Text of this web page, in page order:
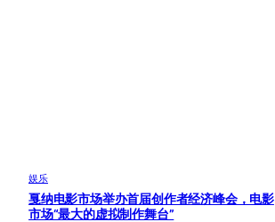
娱乐
戛纳电影市场举办首届创作者经济峰会，电影
市场“最大的虚拟制作舞台”